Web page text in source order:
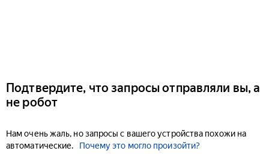
Подтвердите, что запросы отправляли вы, а
не робот
Нам очень жаль, но запросы с вашего устройства похожи на
автоматические.
Почему это могло произойти?